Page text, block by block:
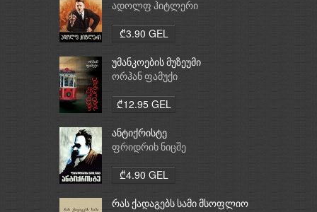
ადოლფ ჰიტლერი
₾3.90 GEL
უმანკოების მუზეუმი
ორჰან ფამუქი
₾12.95 GEL
ანტიქრისტე
ფრიდრიხ ნიცშე
₾4.90 GEL
რას ქადაგებს სამი მსოფლიო